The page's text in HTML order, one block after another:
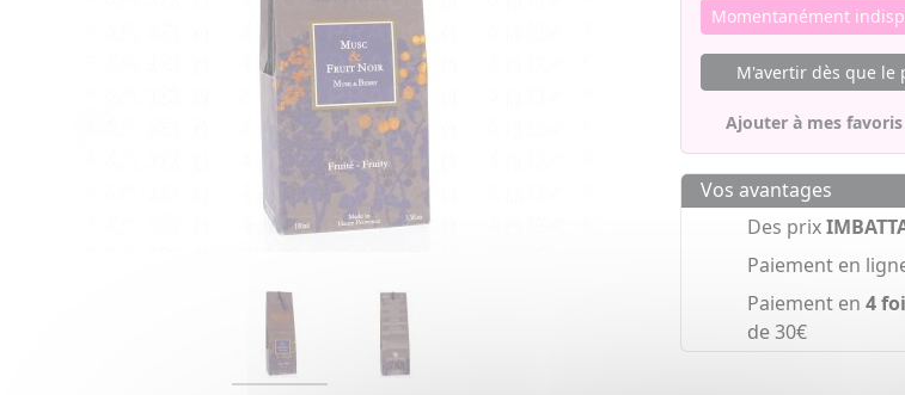
Momentanément
M'avertir dès que le
Ajouter à mes favoris
Vos avantages
Des prix
Paiement en
Paiement en 4
de 30€